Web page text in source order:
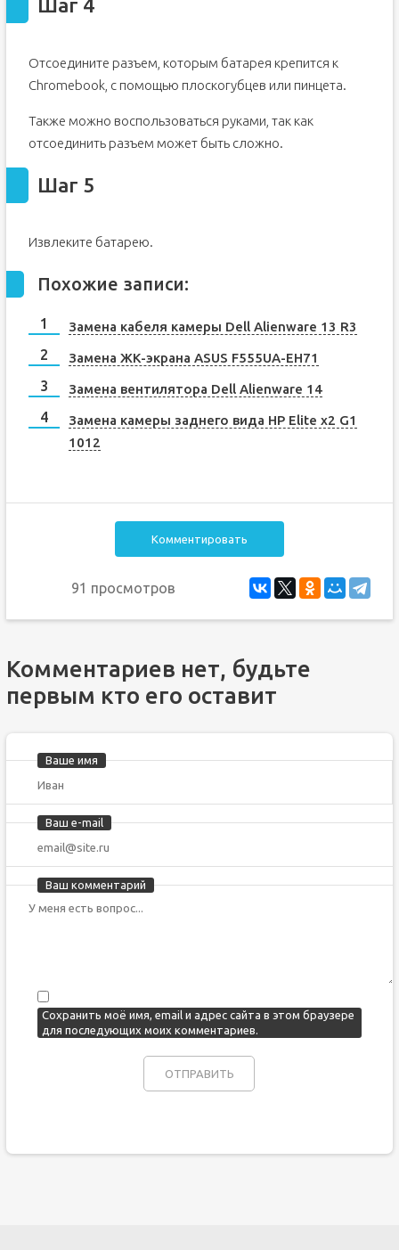
Шаг 4
Отсоедините разъем, которым батарея крепится к
Chromebook, с помощью плоскогубцев или пинцета.
Также можно воспользоваться руками, так как
отсоединить разъем может быть сложно.
Шаг 5
Извлеките батарею.
Похожие записи:
Замена кабеля камеры Dell Alienware 13 R3
Замена ЖК-экрана ASUS F555UA-EH71
Замена вентилятора Dell Alienware 14
Замена камеры заднего вида HP Elite x2 G1
1012
Комментировать
91 просмотров
Комментариев нет, будьте
первым кто его оставит
Ваше имя
Ваш e-mail
Ваш комментарий
Сохранить моё имя, email и адрес сайта в этом браузере
для последующих моих комментариев.